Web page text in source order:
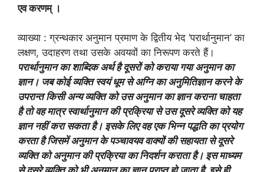
एव करणम् ।
व्याख्या : ग्रन्थकार अनुमान प्रमाण के द्वितीय भेद ‘परार्थानुमान’ का
लक्षण, उदाहरण तथा उसके अवयवों का निरूपण करते हैं।
परार्थानुमान का शाब्दिक अर्थ है दूसरों को कराया गया अनुमान का
ज्ञान। जब कोई व्यक्ति स्वयं धूम से अग्नि का अनुमितिज्ञान करने के
उपरान्त किसी अन्य व्यक्ति को उस अनुमान का ज्ञान कराना चाहता
है तो वह मात्र स्वार्थानुमान की प्रक्रिया से उस दूसरे व्यक्ति को यह
ज्ञान नहीं करा सकता है। इसके लिए वह एक भिन्न पद्धति का प्रयोग
करता है जिसमें अनुमान के पञ्चावयव वाक्यों की सहायता से दूसरे
व्यक्ति को अनुमान की प्रक्रिया का निदर्शन कराता है। इस माध्यम